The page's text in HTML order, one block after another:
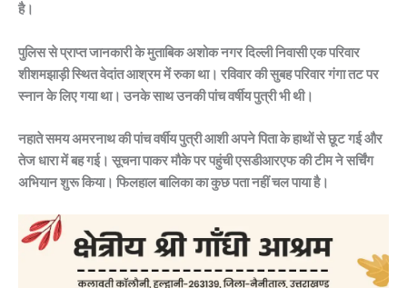
है।
पुलिस से प्राप्त जानकारी के मुताबिक अशोक नगर दिल्ली निवासी एक परिवार
शीशमझाड़ी स्थित वेदांत आश्रम में रुका था। रविवार की सुबह परिवार गंगा तट पर
स्नान के लिए गया था। उनके साथ उनकी पांच वर्षीय पुत्री भी थी।
नहाते समय अमरनाथ की पांच वर्षीय पुत्री आशी अपने पिता के हाथों से छूट गई और
तेज धारा में बह गई। सूचना पाकर मौके पर पहुंची एसडीआरएफ की टीम ने सर्चिंग
अभियान शुरू किया। फिलहाल बालिका का कुछ पता नहीं चल पाया है।